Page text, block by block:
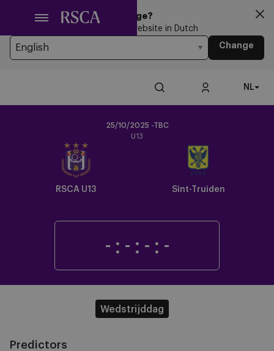
hoofdinhoud
Looking for another Language?
You’re currently browsing the website in Dutch
Change
NL
25/10/2025 -TBC
U13
Crest
Dark
RSCA U13 Sint-Truiden
- : - : - : -
Wedstrijddag
Predictors